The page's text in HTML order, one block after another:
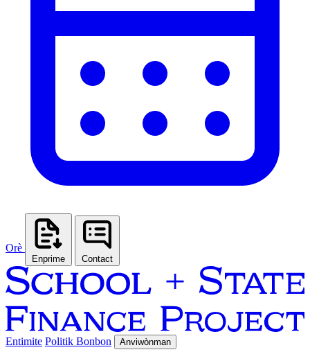
Orè
Enprime Contact
Entimite Politik Bonbon Anviwònman